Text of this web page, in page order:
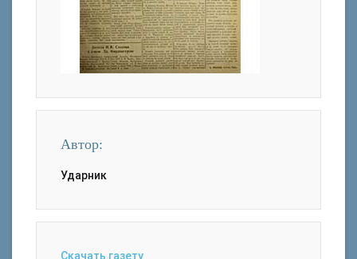
Автор:
Ударник
Скачать газету